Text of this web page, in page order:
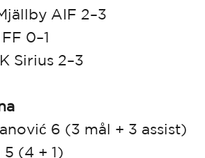
AIF 2–3
0–1
Sirius 2–3
6 (3 mål + 3 assist)
(4 + 1)